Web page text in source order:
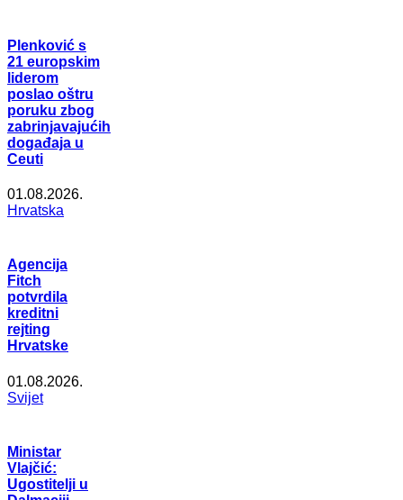
Plenković s
21 europskim
liderom
poslao oštru
poruku zbog
zabrinjavajućih
događaja u
Ceuti
01.08.2026.
Hrvatska
Agencija
Fitch
potvrdila
kreditni
rejting
Hrvatske
01.08.2026.
Svijet
Ministar
Vlajčić:
Ugostitelji u